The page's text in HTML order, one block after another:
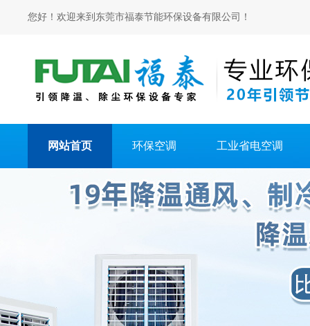
您好！欢迎来到东莞市福泰节能环保设备有限公司！
网站首页 环保空调 工业省电空调